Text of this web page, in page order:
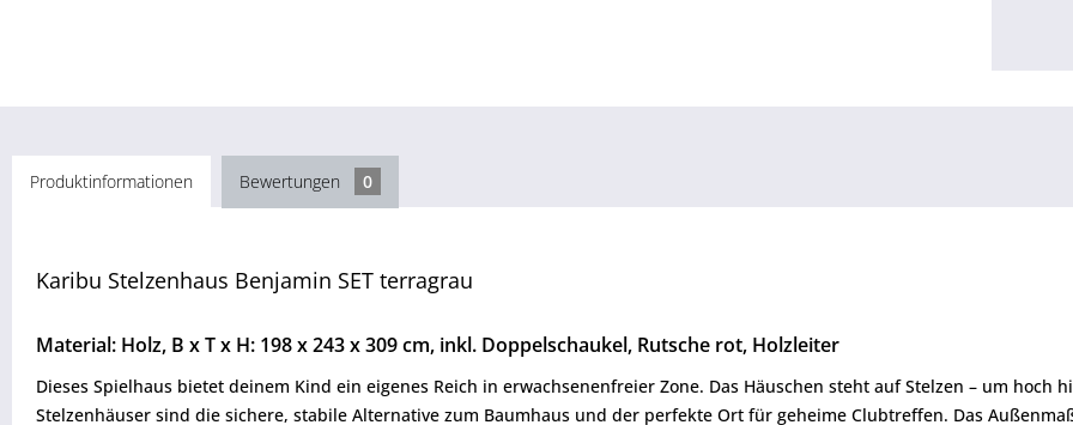
Produktinformationen Bewertungen 0
Karibu Stelzenhaus Benjamin SET terragrau
Material: Holz, B x T x H: 198 x 243 x 309 cm, inkl. Doppelschaukel, Rutsche rot, Holzleiter
Dieses Spielhaus bietet deinem Kind ein eigenes Reich in erwachsenenfreier Zone. Das Häuschen steht auf Stelzen – um
Stelzenhäuser sind die sichere, stabile Alternative zum Baumhaus und der perfekte Ort für geheime Clubtreffen. Das